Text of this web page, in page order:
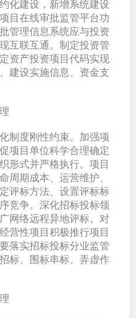
化建设，新增系统建设
目在线审批监管平台功
管理信息系统应与投资
互联互通。制定投资管
资产投资项目代码实现
建设实施信息、资金支
制度刚性约束。加强项
项目单位科学合理确定
形式并严格执行。项目
周期成本、运营维护、
评标方法、设置评标标
竞争。深化招标投标领
网络远程异地评标。对
营性项目积极推行项目
落实招标投标分业监管
标、围标串标、弄虚作